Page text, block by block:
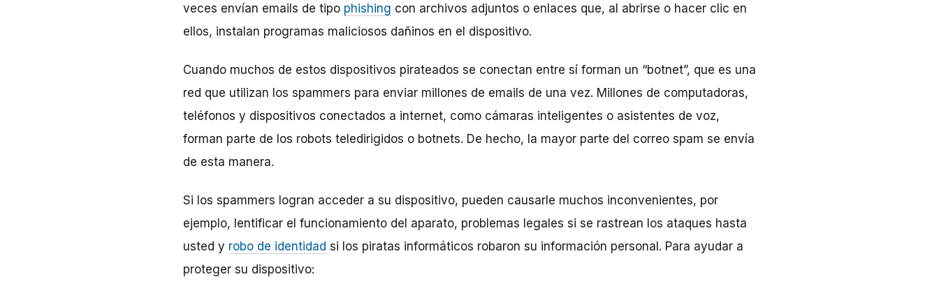
veces envían emails de tipo phishing con archivos adjuntos o enlaces que, al abrirse o hacer clic en
ellos, instalan programas maliciosos dañinos en el dispositivo.
Cuando muchos de estos dispositivos pirateados se conectan entre sí forman un “botnet”, que es una
red que utilizan los spammers para enviar millones de emails de una vez. Millones de computadoras,
teléfonos y dispositivos conectados a internet, como cámaras inteligentes o asistentes de voz,
forman parte de los robots teledirigidos o botnets. De hecho, la mayor parte del correo spam se envía
de esta manera.
Si los spammers logran acceder a su dispositivo, pueden causarle muchos inconvenientes, por
ejemplo, lentificar el funcionamiento del aparato, problemas legales si se rastrean los ataques hasta
usted y robo de identidad si los piratas informáticos robaron su información personal. Para ayudar a
proteger su dispositivo: